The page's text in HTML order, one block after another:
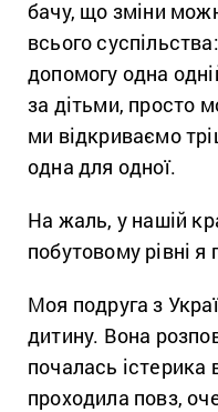
бачу, що зміни
всього
допомогу одна
за дітьми, просто
ми відкриваємо
одна для одної.
На жаль, у нашій
побутовому рівні
Моя подруга з
дитину. Вона
почалась істерика
проходила повз,